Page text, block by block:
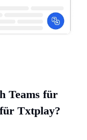
Teams für
Txtplay?